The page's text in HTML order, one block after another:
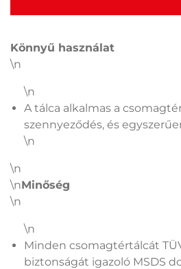
Könnyű használat
\n
\n
A tálca alkalmas a
szennyeződés, és
\n
\n
\nMinőség
\n
\n
Minden csomagtértálcát
biztonságát igazoló MSDS